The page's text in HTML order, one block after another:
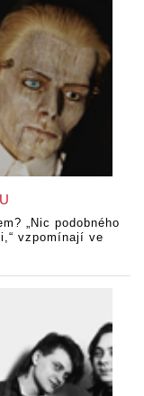
„Nic podobného
vzpomínají ve